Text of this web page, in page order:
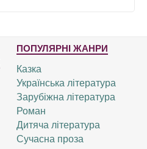
ПОПУЛЯРНІ ЖАНРИ
Казка
Українська література
Зарубіжна література
Роман
Дитяча література
Сучасна проза